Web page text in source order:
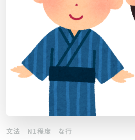
文法 N1程度 な行